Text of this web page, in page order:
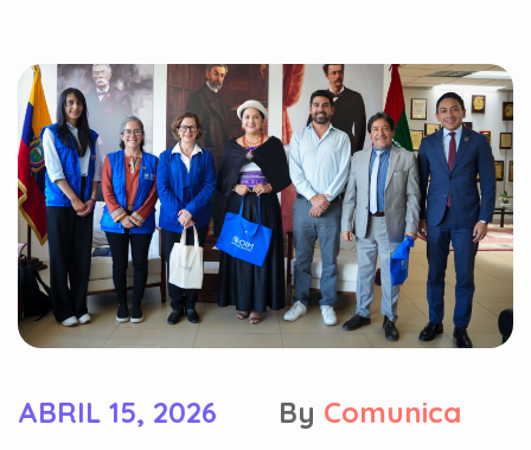
ABRIL 15, 2026 By Comunica